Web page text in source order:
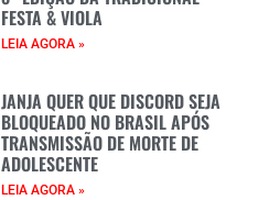
FESTA & VIOLA
LEIA AGORA »
JANJA QUER QUE DISCORD SEJA
BLOQUEADO NO BRASIL APÓS
TRANSMISSÃO DE MORTE DE
ADOLESCENTE
LEIA AGORA »